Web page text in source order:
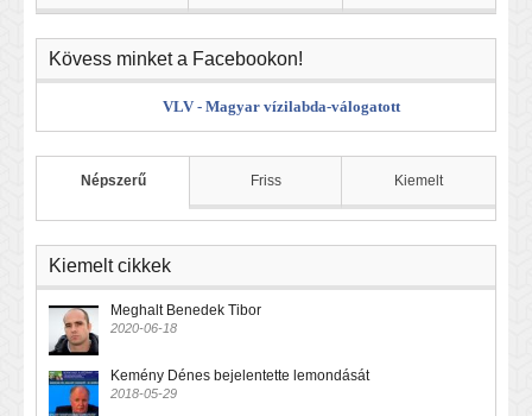
Kövess minket a Facebookon!
VLV - Magyar vízilabda-válogatott
Népszerű Friss Kiemelt
Kiemelt cikkek
Meghalt Benedek Tibor
2020-06-18
Kemény Dénes bejelentette lemondását
2018-05-29